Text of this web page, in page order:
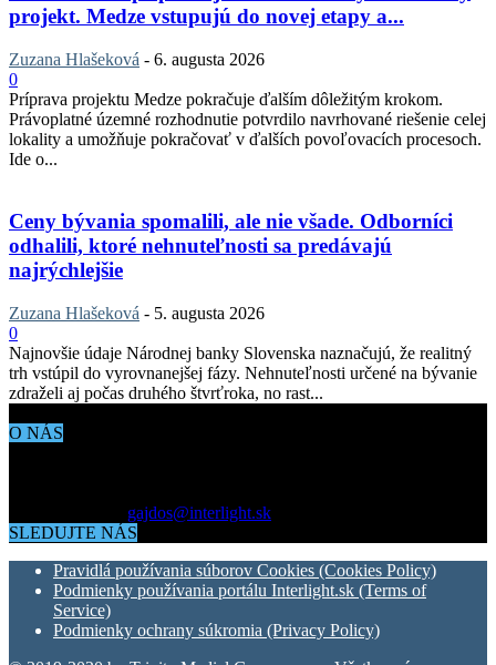
projekt. Medze vstupujú do novej etapy a...
Zuzana Hlašeková - 6. augusta 2026
0
Príprava projektu Medze pokračuje ďalším dôležitým krokom.
Právoplatné územné rozhodnutie potvrdilo navrhované riešenie celej
lokality a umožňuje pokračovať v ďalších povoľovacích procesoch.
Ide o...
Ceny bývania spomalili, ale nie všade. Odborníci
odhalili, ktoré nehnuteľnosti sa predávajú
najrýchlejšie
Zuzana Hlašeková - 5. augusta 2026
0
Najnovšie údaje Národnej banky Slovenska naznačujú, že realitný
trh vstúpil do vyrovnanejšej fázy. Nehnuteľnosti určené na bývanie
zdraželi aj počas druhého štvrťroka, no rast...
O NÁS
gajdos@interlight.sk
SLEDUJTE NÁS
Pravidlá používania súborov Cookies (Cookies Policy)
Podmienky používania portálu Interlight.sk (Terms of
Service)
Podmienky ochrany súkromia (Privacy Policy)